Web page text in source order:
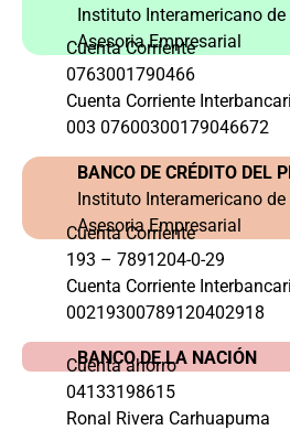
Instituto Interamericano de
Asesoria Empresarial
Cuenta Corriente
0763001790466
Cuenta Corriente
003 07600300179046672
BANCO DE CRÉDITO DEL
Instituto Interamericano de
Asesoria Empresarial
Cuenta Corriente
193 – 7891204-0-29
Cuenta Corriente
00219300789120402918
BANCO DE LA NACIÓN
Cuenta ahorro
04133198615
Ronal Rivera Carhuapuma